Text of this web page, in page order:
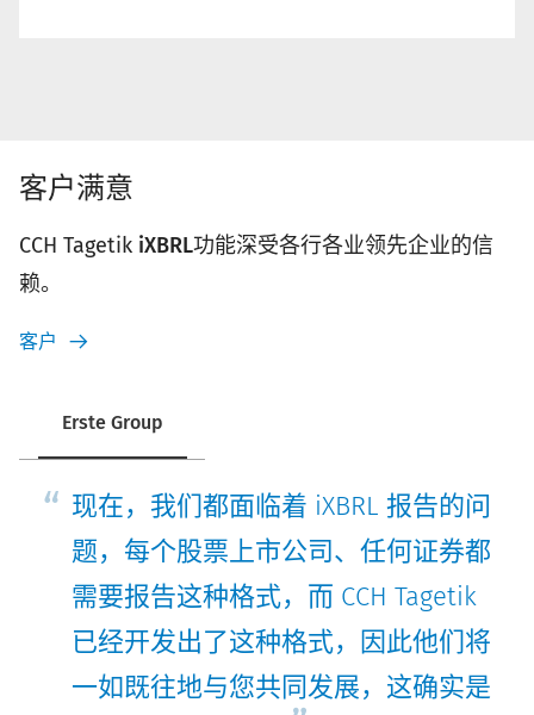
客户满意
CCH Tagetik iXBRL功能深受各行各业领先企业的信
赖。
客户
Erste Group
现在，我们都面临着 iXBRL 报告的问
题，每个股票上市公司、任何证券都
需要报告这种格式，而 CCH Tagetik
已经开发出了这种格式，因此他们将
一如既往地与您共同发展，这确实是